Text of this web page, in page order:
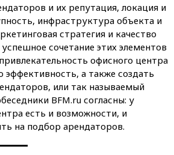
и их репутация, локация и
инфраструктура объекта и
стратегия и качество
сочетание этих элементов
офисного центра
эффективность, а также создать
или так называемый
BFM.ru согласны: у
есть и возможности, и
на подбор арендаторов.